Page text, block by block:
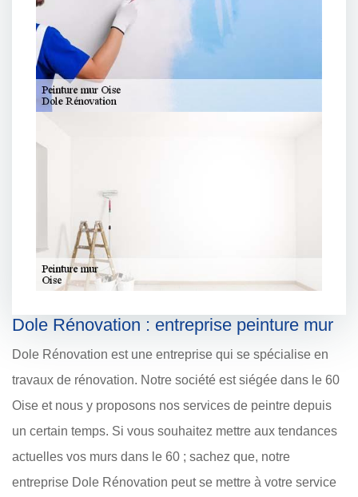
Dole Rénovation : entreprise peinture mur
Dole Rénovation est une entreprise qui se spécialise en
travaux de rénovation. Notre société est siégée dans le 60
Oise et nous y proposons nos services de peintre depuis
un certain temps. Si vous souhaitez mettre aux tendances
actuelles vos murs dans le 60 ; sachez que, notre
entreprise Dole Rénovation peut se mettre à votre service